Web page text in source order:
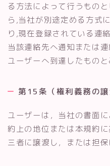
る方法によって行うもの
ら,当社が別途定める方式
り,現在登録されている連
当該連絡先へ通知または
ユーザーへ到達したものと
第15条（権利義務の譲
ユーザーは，当社の書面
約上の地位または本規約
三者に譲渡し，または担